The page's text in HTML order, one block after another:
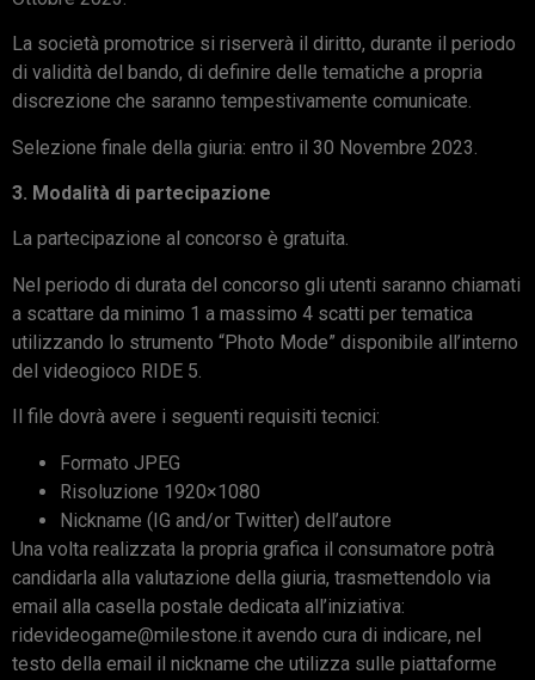
La società promotrice si riserverà il diritto, durante il periodo
di validità del bando, di definire delle tematiche a propria
discrezione che saranno tempestivamente comunicate.
Selezione finale della giuria: entro il 30 Novembre 2023.
3. Modalità di partecipazione
La partecipazione al concorso è gratuita.
Nel periodo di durata del concorso gli utenti saranno chiamati
a scattare da minimo 1 a massimo 4 scatti per tematica
utilizzando lo strumento “Photo Mode” disponibile all’interno
del videogioco RIDE 5.
Il file dovrà avere i seguenti requisiti tecnici:
Formato JPEG
Risoluzione 1920×1080
Nickname (IG and/or Twitter) dell’autore
Una volta realizzata la propria grafica il consumatore potrà
candidarla alla valutazione della giuria, trasmettendolo via
email alla casella postale dedicata all’iniziativa:
ridevideogame@milestone.it avendo cura di indicare, nel
testo della email il nickname che utilizza sulle piattaforme